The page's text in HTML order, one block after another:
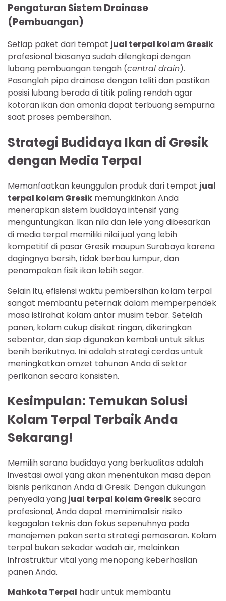
Pengaturan Sistem Drainase
(Pembuangan)
Setiap paket dari tempat jual terpal kolam Gresik
profesional biasanya sudah dilengkapi dengan
lubang pembuangan tengah (central drain).
Pasanglah pipa drainase dengan teliti dan pastikan
posisi lubang berada di titik paling rendah agar
kotoran ikan dan amonia dapat terbuang sempurna
saat proses pembersihan.
Strategi Budidaya Ikan di Gresik
dengan Media Terpal
Memanfaatkan keunggulan produk dari tempat jual
terpal kolam Gresik memungkinkan Anda
menerapkan sistem budidaya intensif yang
menguntungkan. Ikan nila dan lele yang dibesarkan
di media terpal memiliki nilai jual yang lebih
kompetitif di pasar Gresik maupun Surabaya karena
dagingnya bersih, tidak berbau lumpur, dan
penampakan fisik ikan lebih segar.
Selain itu, efisiensi waktu pembersihan kolam terpal
sangat membantu peternak dalam memperpendek
masa istirahat kolam antar musim tebar. Setelah
panen, kolam cukup disikat ringan, dikeringkan
sebentar, dan siap digunakan kembali untuk siklus
benih berikutnya. Ini adalah strategi cerdas untuk
meningkatkan omzet tahunan Anda di sektor
perikanan secara konsisten.
Kesimpulan: Temukan Solusi
Kolam Terpal Terbaik Anda
Sekarang!
Memilih sarana budidaya yang berkualitas adalah
investasi awal yang akan menentukan masa depan
bisnis perikanan Anda di Gresik. Dengan dukungan
penyedia yang jual terpal kolam Gresiksecara
profesional, Anda dapat meminimalisir risiko
kegagalan teknis dan fokus sepenuhnya pada
manajemen pakan serta strategi pemasaran. Kolam
terpal bukan sekadar wadah air, melainkan
infrastruktur vital yang menopang keberhasilan
panen Anda.
Mahkota Terpal hadir untuk membantu